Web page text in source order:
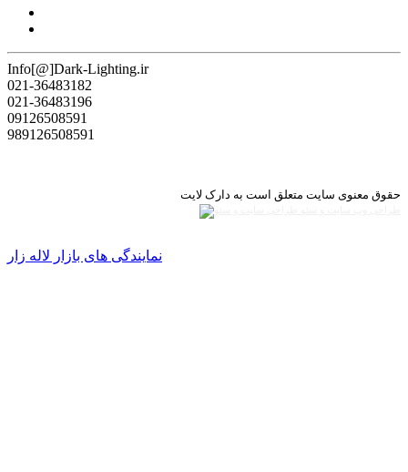
Info[@]Dark-Lighting.ir
021-36483182
021-36483196
09126508591
989126508591
حقوق معنوی سایت متعلق است به دارک لایت
نمایندگی های بازار لاله زار